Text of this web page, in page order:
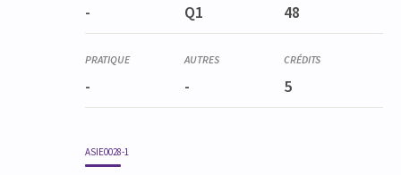
- Q1 48
- - 5
ASIE0028-1